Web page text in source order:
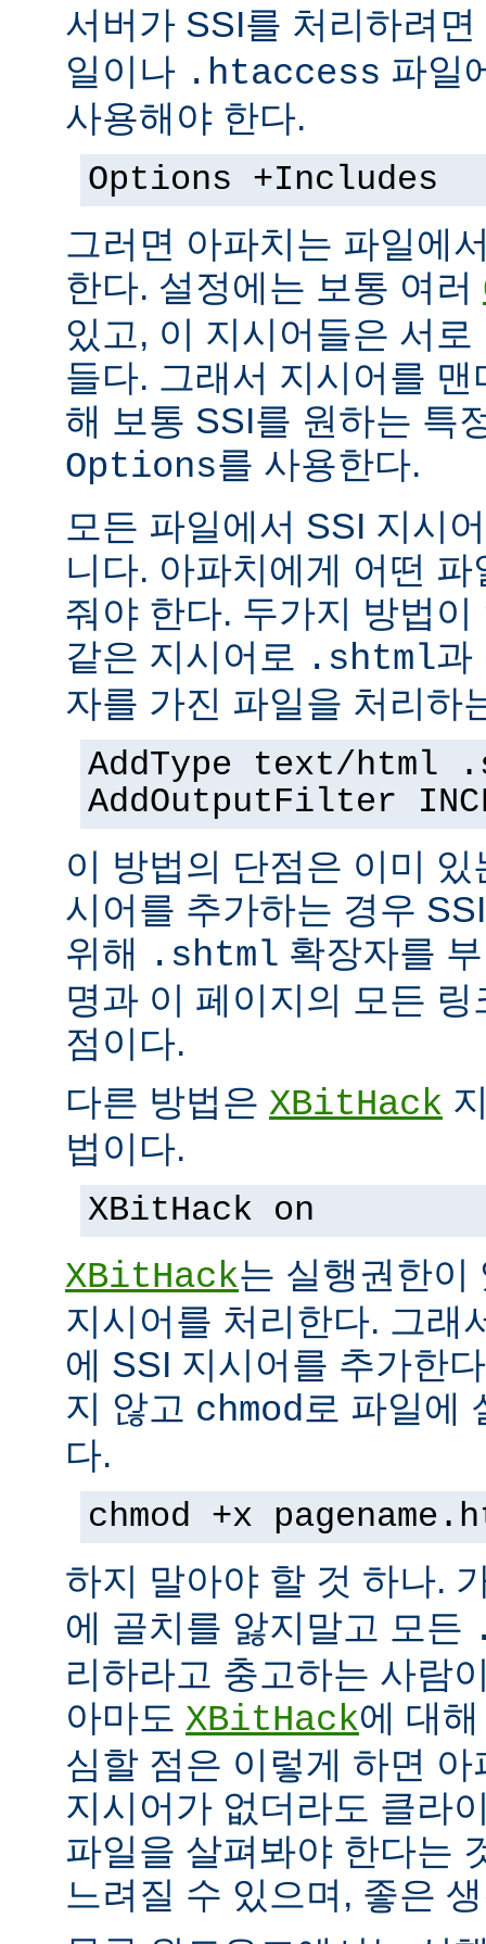
서버가 SSI를 처리하려면
일이나 .htaccess 파일
사용해야 한다.
Options +Includes
그러면 아파치는 파일에
한다. 설정에는 보통 여러
있고, 이 지시어들은 서
들다. 그래서 지시어를
해 보통 SSI를 원하는 특
Options를 사용한다.
모든 파일에서 SSI 지시
니다. 아파치에게 어떤
줘야 한다. 두가지 방법
같은 지시어로 .shtml과
자를 가진 파일을 처리하
AddType text/html
AddOutputFilter
이 방법의 단점은 이미
시어를 추가하는 경우
위해
.shtml 확장자를
명과 이 페이지의 모든
점이다.
다른 방법은 XBitHack
법이다.
XBitHack on
XBitHack는 실행권한이
지시어를 처리한다. 그래
에 SSI 지시어를 추가한
지 않고 chmod 로 파일에
다.
chmod +x
하지 말아야 할 것 하나.
에 골치를 앓지말고 모든
리하라고 충고하는 사람
아마도 XBitHack에 대
심할 점은 이렇게 하면
지시어가 없더라도 클라
파일을 살펴봐야 한다는
느려질 수 있으며, 좋은